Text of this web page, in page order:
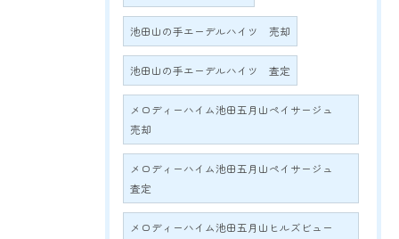
池田山の手エーデルハイツ 売却
池田山の手エーデルハイツ 査定
メロディーハイム池田五月山ペイサージュ
売却
メロディーハイム池田五月山ペイサージュ
査定
メロディーハイム池田五月山ヒルズビュー